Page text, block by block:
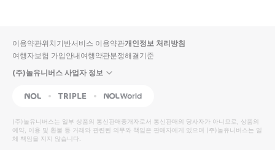
입니
다.
높
은
순
동
영
상
순
상
이용약관위치기반서비스 이용약관개인정보 처리방침
여행자보험 가입안내여행약관분쟁해결기준
(주)놀유니버스 사업자 정보
NOL Triple Interpark Global
(주)놀유니버스는 일부 상품의 통신판매중개자로서 통신판매의 당사자가 아니므로, 상품의
예약, 이용 및 환불 등 거래와 관련된 의무와 책임은 판매자에게 있으며 (주)놀유니버스는 일
체 책임을 지지 않습니다.